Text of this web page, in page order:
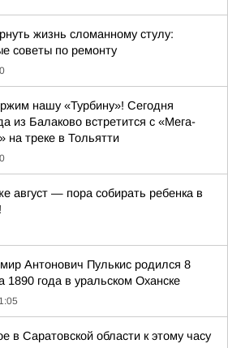
жизнь сломанному стулу:
советы по ремонту
нашу «Турбину»! Сегодня
из Балаково встретится с «Мега-
на треке в Тольятти
август — пора собирать ребенка в
Антонович Пулькис родился 8
1890 года в уральском Оханске
в Саратовской области к этому часу